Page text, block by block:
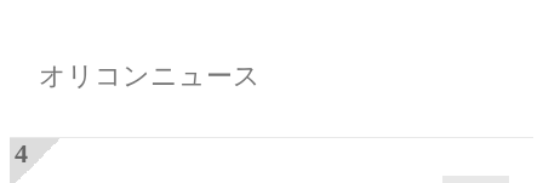
オリコンニュース